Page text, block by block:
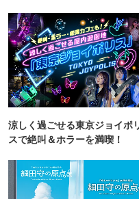
涼しく過ごせる東京ジョイポ
スで絶叫＆ホラーを満喫！